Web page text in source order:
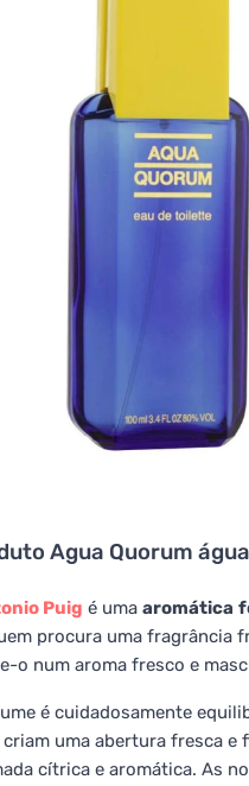
Agua Quorum
Puig é uma aromática
procura uma fragrância
o num aroma fresco e
é cuidadosamente
criam uma abertura fresca e
cítrica e aromática. As